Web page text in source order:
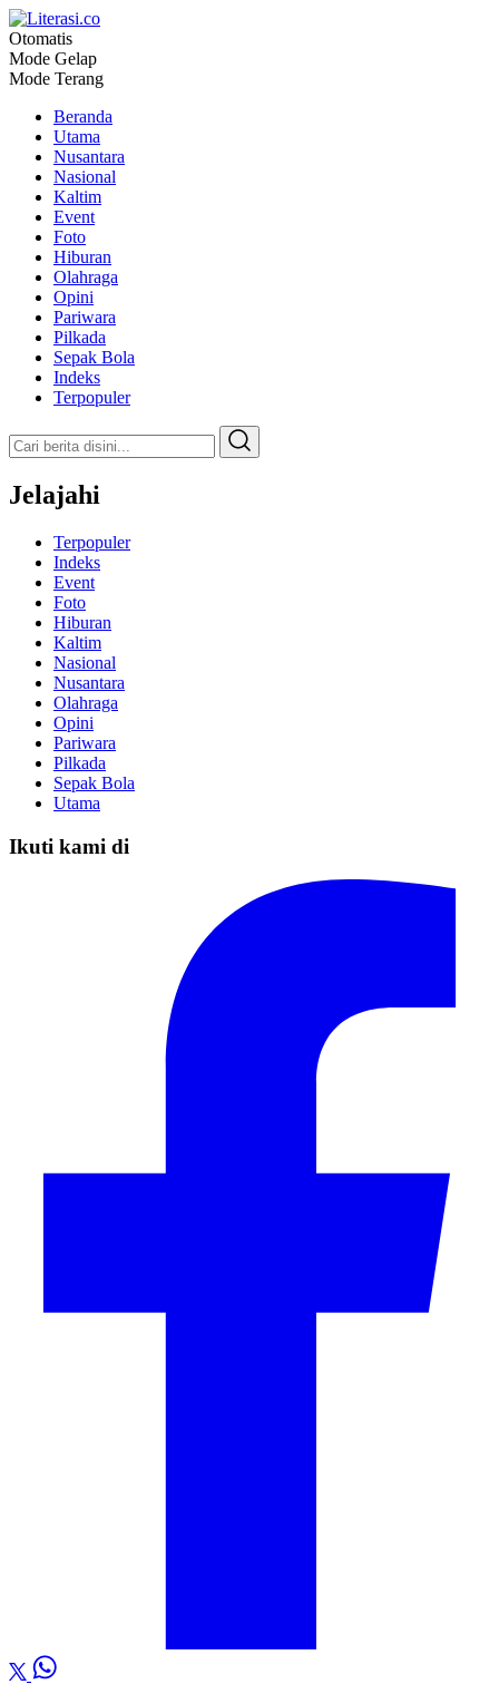
Literasi.co
Pilar Informasi
Otomatis
Mode Gelap
Mode Terang
Beranda
Utama
Nusantara
Nasional
Kaltim
Event
Foto
Hiburan
Olahraga
Opini
Pariwara
Pilkada
Sepak Bola
Indeks
Terpopuler
Jelajahi
Terpopuler
Indeks
Event
Foto
Hiburan
Kaltim
Nasional
Nusantara
Olahraga
Opini
Pariwara
Pilkada
Sepak Bola
Utama
Ikuti kami di